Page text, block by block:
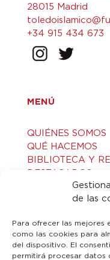
de las
Para ofrecer las mejores
como las cookies para
del dispositivo. El
permitirá procesar datos
28015 Madrid
+34 915 434 673
MENÚ
QUIÉNES SOMOS
QUÉ HACEMOS
BIBLIOTECA Y
DESTACADOS
ACTIVIDADES
VISITAS GUIADAS
LEGAL